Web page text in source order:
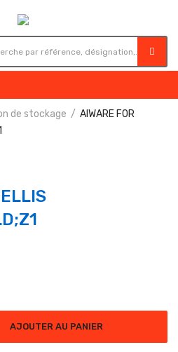
de stockage
AIWARE FOR
AJOUTER AU PANIER